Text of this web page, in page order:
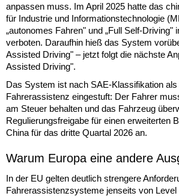
anpassen muss. Im April 2025 hatte das
für Industrie und Informationstechnologie
„autonomes Fahren" und „Full Self-Driving"
verboten. Daraufhin hieß das System
Assisted Driving" – jetzt folgt die nächste
Assisted Driving".
Das System ist nach SAE-Klassifikation
Fahrerassistenz eingestuft: Der Fahrer
am Steuer behalten und das Fahrzeug
Regulierungsfreigabe für einen erweiterten
China für das dritte Quartal 2026 an.
Warum Europa eine andere
In der EU gelten deutlich strengere
Fahrerassistenzsysteme jenseits von